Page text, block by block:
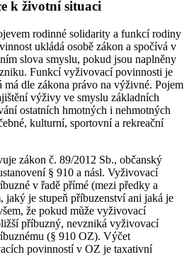
k životní situaci
rodinné solidarity a funkcí rodiny
ukládá osobě zákon a spočívá v
slova smyslu, pokud jsou naplněny
Funkcí vyživovací povinnosti je
dle zákona právo na výživné. Pojem
výživy ve smyslu základních
ostatních hmotných i nehmotných
kulturní, sportovní a rekreační
zákon č. 89/2012 Sb., občanský
§ 910 a násl. Vyživovací
v řadě přímé (mezi předky a
jaký je stupeň příbuzenství ani jaká je
že pokud může vyživovací
příbuzný, nevzniká vyživovací
(§ 910 OZ). Výčet
povinností v OZ je taxativní